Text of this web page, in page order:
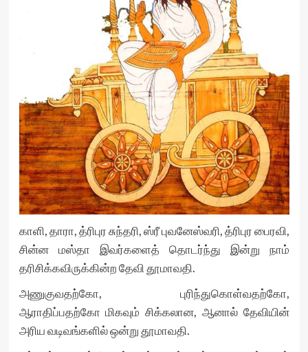
காளி, தாரா, த்ரிபுர சுந்தரி, ஸ்ரீ புவனேஸ்வரி, த்ரிபுர பைரவி,
சின்ன மஸ்தா இவர்களைத் தொடர்ந்து இன்று நாம்
தரிசிக்கவிருக்கின்ற தேவி தூமாவதி.
அணுகுவதற்கோ, புரிந்துகொள்வதற்கோ,
ஆராதிப்பதற்கோ மிகவும் சிக்கலான, ஆனால் தேவியின்
அரிய வடிவங்களில் ஒன்று தூமாவதி.